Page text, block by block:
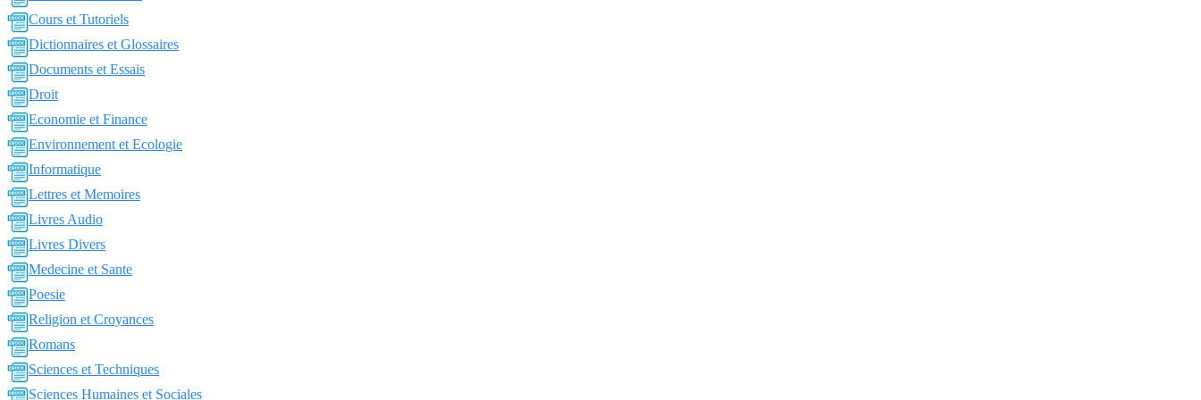
Cours et Tutoriels
Dictionnaires et Glossaires
Documents et Essais
Droit
Economie et Finance
Environnement et Ecologie
Informatique
Lettres et Memoires
Livres Audio
Livres Divers
Medecine et Sante
Poesie
Religion et Croyances
Romans
Sciences et Techniques
Sciences Humaines et Sociales